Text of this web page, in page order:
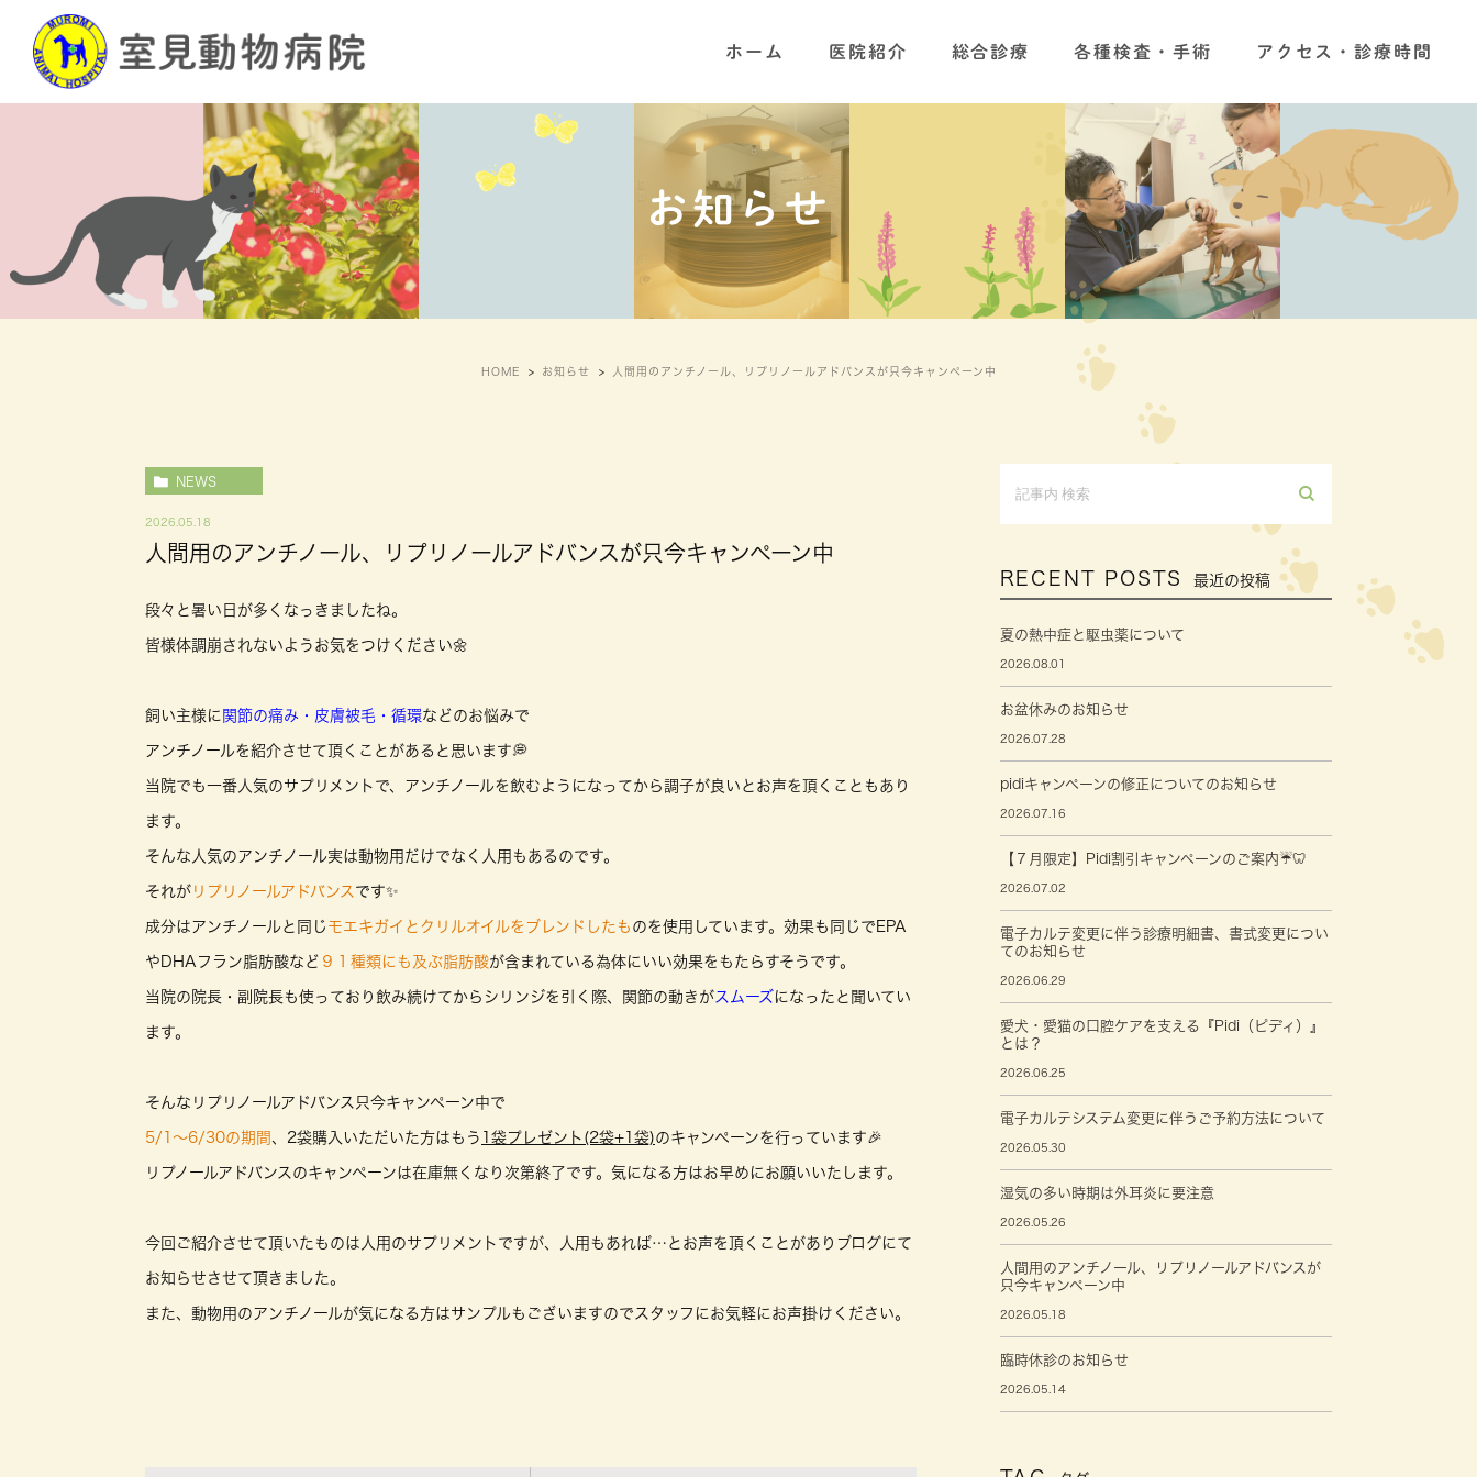
ホーム 医院紹介 総合診療 各種検査・手術 アクセス・診療時間
お知らせ
HOME お知らせ 人間用のアンチノール、リプリノールアドバンスが只今キャンペーン中
NEWS
2026.05.18
人間用のアンチノール、リプリノールアドバンスが只今キャンペーン中
段々と暑い日が多くなっきましたね。
皆様体調崩されないようお気をつけください🌼
飼い主様に 関節の痛み・皮膚被毛・循環などのお悩みで
アンチノールを紹介させて頂くことがあると思います💭
当院でも一番人気のサプリメントで、アンチノールを飲むようになってから調子が良いとお声を頂くこともあり
ます。
そんな人気のアンチノール実は動物用だけでなく人用もあるのです。
それが リプリノールアドバンス です✨
成分はアンチノールと同じ モエキガイとクリルオイルをブレンドしたも のを使用しています。効果も同じでEPA
やDHAフラン脂肪酸など ９１種類にも及ぶ脂肪酸が含まれている為体にいい効果をもたらすそうです。
当院の院長・副院長も使っており飲み続けてからシリンジを引く際、関節の動きがスムーズ になったと聞いてい
ます。
そんなリプリノールアドバンス只今キャンペーン中で
5/1～6/30の期間、2袋購入いただいた方はもう 1袋プレゼント(2袋+1袋)のキャンペーンを行っています🎉
リプノールアドバンスのキャンペーンは在庫無くなり次第終了です。気になる方はお早めにお願いいたします。
今回ご紹介させて頂いたものは人用のサプリメントですが、人用もあれば…とお声を頂くことがありブログにて
お知らせさせて頂きました。
また、動物用のアンチノールが気になる方はサンプルもございますのでスタッフにお気軽にお声掛けください。
RECENT POSTS 最近の投稿
夏の熱中症と駆虫薬について
2026.08.01
お盆休みのお知らせ
2026.07.28
pidiキャンペーンの修正についてのお知らせ
2026.07.16
【７月限定】Pidi割引キャンペーンのご案内☔🦷
2026.07.02
電子カルテ変更に伴う診療明細書、書式変更につい
てのお知らせ
2026.06.29
愛犬・愛猫の口腔ケアを支える『Pidi（ピディ）』
とは？
2026.06.25
電子カルテシステム変更に伴うご予約方法について
2026.05.30
湿気の多い時期は外耳炎に要注意
2026.05.26
人間用のアンチノール、リプリノールアドバンスが
只今キャンペーン中
2026.05.18
臨時休診のお知らせ
2026.05.14